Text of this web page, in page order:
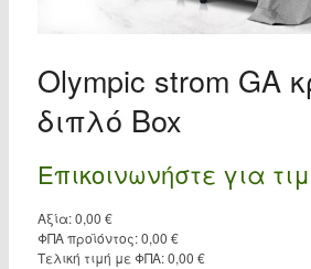
Olympic strom GA
διπλό Box
Επικοινωνήστε για
Αξία:0,00€
ΦΠΑ προϊόντος:0,00€
Τελική τιμή με ΦΠΑ:0,00€